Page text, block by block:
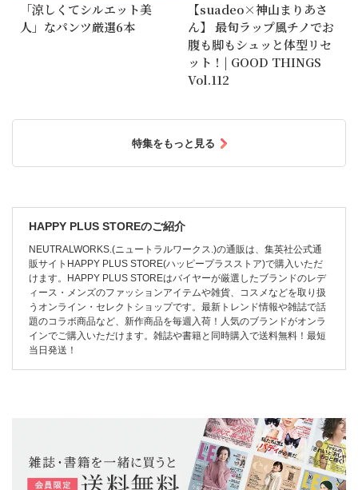
「涼しくてシルエット美
人」なパンツ厳選6本
【suadeo×神山まりあさ
ん】 最旬ラップ風チノでお
腹も脚もシュッと体型リセ
ット！| GOOD THINGS
Vol.112
特集をもっと見る
HAPPY PLUS STOREのご紹介
NEUTRALWORKS.(ニュートラルワークス.)の通販は、集英社公式通
販サイトHAPPY PLUS STORE(ハッピープラスストア)で購入いただ
けます。HAPPY PLUS STOREはバイヤーが厳選したブランドのレデ
ィース・メンズのファッションアイテムや雑貨、コスメなどを取り扱
うオンライン・セレクトショップです。最新トレンド情報や雑誌で話
題のコラボ商品など、新作商品を毎週入荷！人気のブランドがオンラ
インでご購入いただけます。雑誌や書籍と同時購入で送料無料！最短
当日発送！